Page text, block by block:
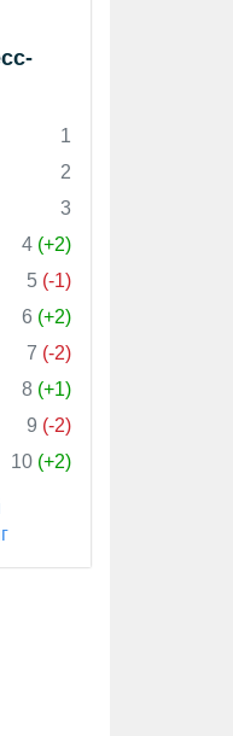
1
2
3
4 (+2)
5 (-1)
6 (+2)
7 (-2)
8 (+1)
9 (-2)
10 (+2)